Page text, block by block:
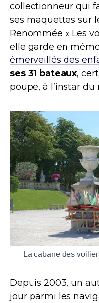
collectionneur qui
ses maquettes sur
Renommée « Les
elle garde en
émerveillés des
ses 31 bateaux,
poupe, à l’instar du
La cabane des
Depuis 2003, un
jour parmi les